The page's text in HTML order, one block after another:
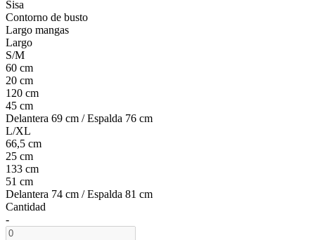
Sisa
Contorno de busto
Largo mangas
Largo
S/M
60 cm
20 cm
120 cm
45 cm
Delantera 69 cm / Espalda 76 cm
L/XL
66,5 cm
25 cm
133 cm
51 cm
Delantera 74 cm / Espalda 81 cm
Cantidad
-